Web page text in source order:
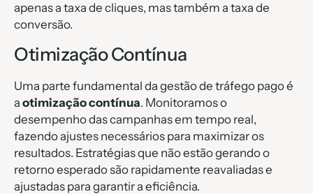
apenas a taxa de cliques, mas também a taxa de
conversão.
Otimização Contínua
Uma parte fundamental da gestão de tráfego pago é
a otimização contínua. Monitoramos o
desempenho das campanhas em tempo real,
fazendo ajustes necessários para maximizar os
resultados. Estratégias que não estão gerando o
retorno esperado são rapidamente reavaliadas e
ajustadas para garantir a eficiência.